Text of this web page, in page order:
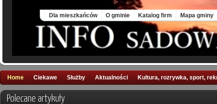
Dla mieszkańców O gminie Katalog firm Mapa gminy
Home Ciekawe Służby Aktualności Kultura, rozrywka, sport,
Polecane artykuły